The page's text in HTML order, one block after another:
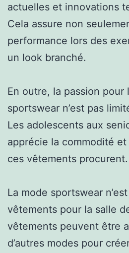
actuelles et innovations
Cela assure non
performance lors des
un look branché.
En outre, la passion pour
sportswear n’est pas
Les adolescents aux
apprécie la commodité et
ces vêtements procurent.
La mode sportswear
vêtements pour la salle
vêtements peuvent être
d’autres modes pour